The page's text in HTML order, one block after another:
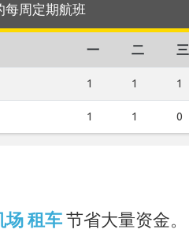
每周定期航班
一 二 三
1 1 1
1 1 0
租车 节省大量资金。